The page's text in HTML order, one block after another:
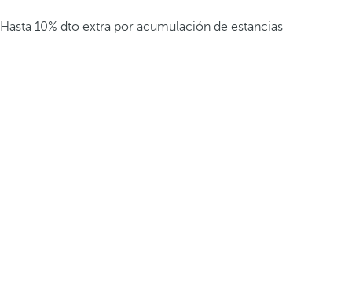
Hasta 10% dto extra por acumulación de estancias